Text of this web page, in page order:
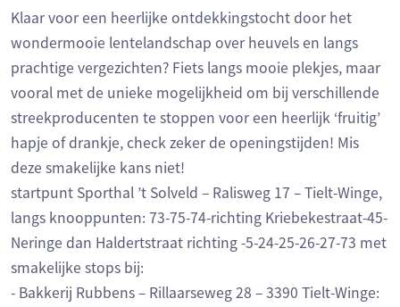
Klaar voor een heerlijke ontdekkingstocht door het
wondermooie lentelandschap over heuvels en langs
prachtige vergezichten? Fiets langs mooie plekjes, maar
vooral met de unieke mogelijkheid om bij verschillende
streekproducenten te stoppen voor een heerlijk ‘fruitig’
hapje of drankje, check zeker de openingstijden! Mis
deze smakelijke kans niet!
startpunt Sporthal ’t Solveld – Ralisweg 17 – Tielt-Winge,
langs knooppunten: 73-75-74-richting Kriebekestraat-45-
Neringe dan Haldertstraat richting -5-24-25-26-27-73 met
smakelijke stops bij:
- Bakkerij Rubbens – Rillaarseweg 28 – 3390 Tielt-Winge: